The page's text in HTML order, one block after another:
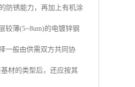
防锈能力，再加上有机涂
较薄(5~8um)的电镀锌钢
一般由供需双方共同协
材的类型后，还应按其